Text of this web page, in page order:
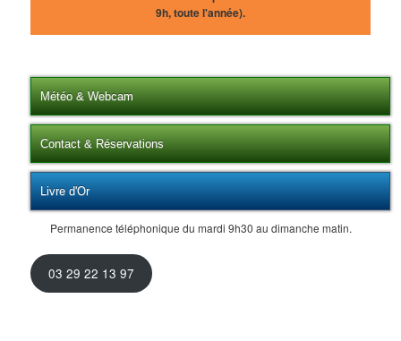
9h, toute l'année).
Météo & Webcam
Contact & Réservations
Livre d'Or
Permanence téléphonique du mardi 9h30 au dimanche matin.
03 29 22 13 97